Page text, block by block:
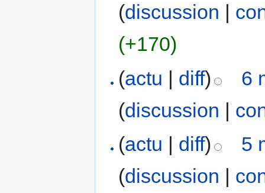
(discussion |
(+170)
(actu | diff)
6
(discussion |
(actu | diff)
5
(discussion |